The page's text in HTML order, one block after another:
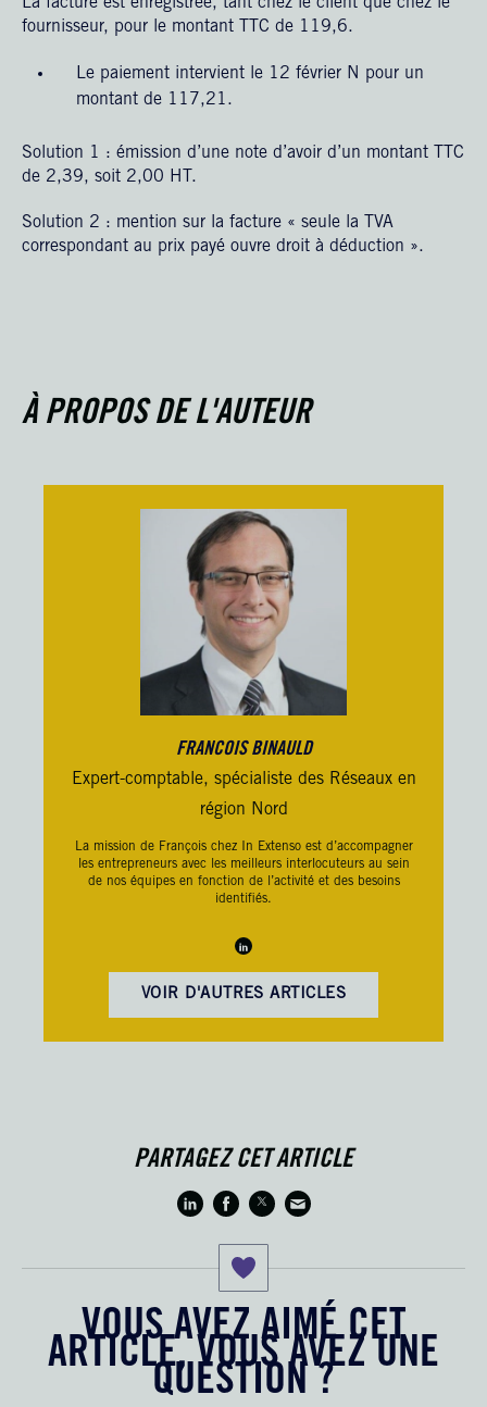
fournisseur, pour le montant TTC de 119,6.
Le paiement intervient le 12 février N pour un
montant de 117,21.
Solution 1 : émission d’une note d’avoir d’un montant TTC
de 2,39, soit 2,00 HT.
Solution 2 : mention sur la facture « seule la TVA
correspondant au prix payé ouvre droit à déduction ».
À PROPOS DE L'AUTEUR
FRANCOIS BINAULD
Expert-comptable, spécialiste des Réseaux en
région Nord
La mission de François chez In Extensoest d’accompagner
les entrepreneurs avec les meilleurs interlocuteurs au sein
de nos équipes en fonction de l’activité et des besoins
identifiés.
VOIR D'AUTRES ARTICLES
PARTAGEZ CET ARTICLE
VOUS AVEZ AIMÉ CET
ARTICLE, VOUS AVEZ UNE
QUESTION ?